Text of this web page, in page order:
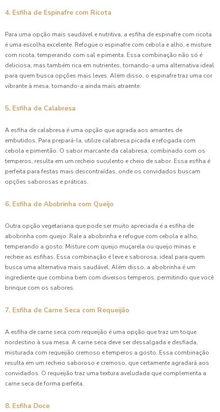
4. Esfiha de Espinafre com Ricota
Para uma opção mais saudável e nutritiva, a esfiha de espinafre com ricota
é uma escolha excelente. Refogue o espinafre com cebola e alho, e misture
com ricota, temperando com sal e pimenta. Essa combinação não só é
deliciosa, mas também rica em nutrientes, tornando-a uma alternativa ideal
para quem busca opções mais leves. Além disso, o espinafre traz uma cor
vibrante à mesa, tornando-a ainda mais atraente.
5. Esfiha de Calabresa
A esfiha de calabresa é uma opção que agrada aos amantes de
embutidos. Para prepará-la, utilize calabresa picada e refogada com
cebola e pimentão. O sabor marcante da calabresa, combinado com os
temperos, resulta em um recheio suculento e cheio de sabor. Essa esfiha é
perfeita para festas mais descontraídas, onde os convidados buscam
opções saborosas e práticas.
6. Esfiha de Abobrinha com Queijo
Outra opção vegetariana que pode ser muito apreciada é a esfiha de
abobrinha com queijo. Rale a abobrinha e refogue com cebola e alho,
temperando a gosto. Misture com queijo muçarela ou queijo minas e
recheie as esfihas. Essa combinação é leve e saborosa, ideal para quem
busca uma alternativa mais saudável. Além disso, a abobrinha é um
ingrediente que combina bem com diversos temperos, permitindo que você
brinque com os sabores.
7. Esfiha de Carne Seca com Requeijão
A esfiha de carne seca com requeijão é uma opção que traz um toque
nordestino à sua mesa. A carne seca deve ser dessalgada e desfiada,
misturada com requeijão cremoso e temperos a gosto. Essa combinação
resulta em um recheio saboroso e cremoso, que certamente agradará aos
convidados. O requeijão traz uma textura aveludada que complementa a
carne seca de forma perfeita.
8. Esfiha Doce